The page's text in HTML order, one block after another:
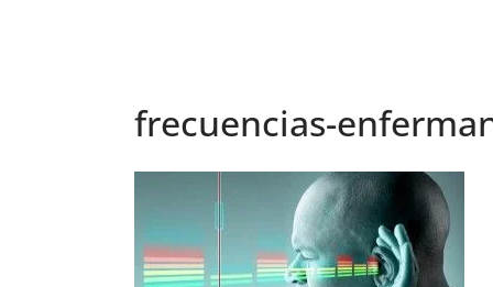
frecuencias-